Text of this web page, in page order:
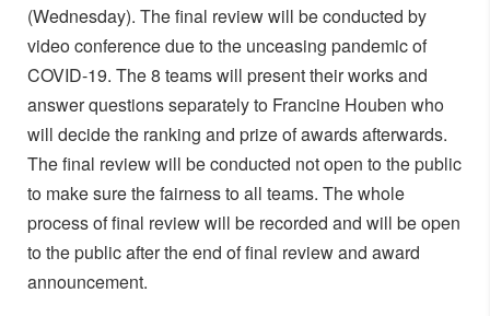
(Wednesday). The final review will be conducted by
video conference due to the unceasing pandemic of
COVID-19. The 8 teams will present their works and
answer questions separately to Francine Houben who
will decide the ranking and prize of awards afterwards.
The final review will be conducted not open to the public
to make sure the fairness to all teams. The whole
process of final review will be recorded and will be open
to the public after the end of final review and award
announcement.